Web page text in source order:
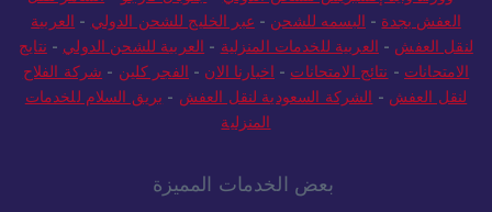
العفش بجدة - البسمه للشحن - عبر الخليج للشحن الدولي - العربية
لنقل العفش - العربية للخدمات المنزلية - العربية للشحن الدولي - نتايج
الامتحانات - نتائج الامتحانات - اخبارنا الان - الفجر كلين - شركة الفلاح
لنقل العفش - الشركة السعودية لنقل العفش - بريق السلام للخدمات
المنزلية
بعض الخدمات المميزة